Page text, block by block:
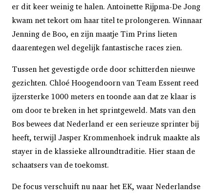
er dit keer weinig te halen. Antoinette Rijpma-De Jong
kwam net tekort om haar titel te prolongeren. Winnaar
Jenning de Boo, en zijn maatje Tim Prins lieten
daarentegen wel degelijk fantastische races zien.
Tussen het gevestigde orde door schitterden nieuwe
gezichten. Chloé Hoogendoorn van Team Essent reed
ijzersterke 1000 meters en toonde aan dat ze klaar is
om door te breken in het sprintgeweld. Mats van den
Bos bewees dat Nederland er een serieuze sprinter bij
heeft, terwijl Jasper Krommenhoek indruk maakte als
stayer in de klassieke allroundtraditie. Hier staan de
schaatsers van de toekomst.
De focus verschuift nu naar het EK, waar Nederlandse